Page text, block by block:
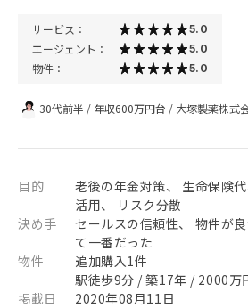
サービス： 5.0
エージェント： 5.0
物件： 5.0
30代前半 / 年収600万円台 / 大塚製薬株式
目的
老後の年金対策、 生命保険
活用、 リスク分散
決め手
セールスの信頼性、 物件が
て一番だった
物件
追加購入1件
駅徒歩9分 / 築17年 / 2000万
掲載日
2020年08月11日